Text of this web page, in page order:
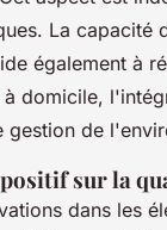
La capacité
également à
à domicile,
gestion de
sur la
dans les